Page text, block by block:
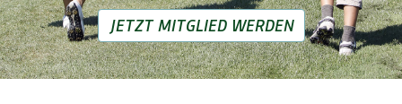
JETZT MITGLIED WERDEN